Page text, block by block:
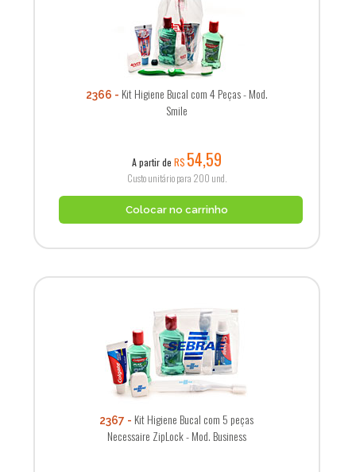
2366
Kit Higiene Bucal com 4 Peças - Mod.
Smile
A partir de R$ 54,59
Custo unitário para 200 und.
Colocar no carrinho
2367
Kit Higiene Bucal com 5 peças
Necessaire ZipLock - Mod. Business